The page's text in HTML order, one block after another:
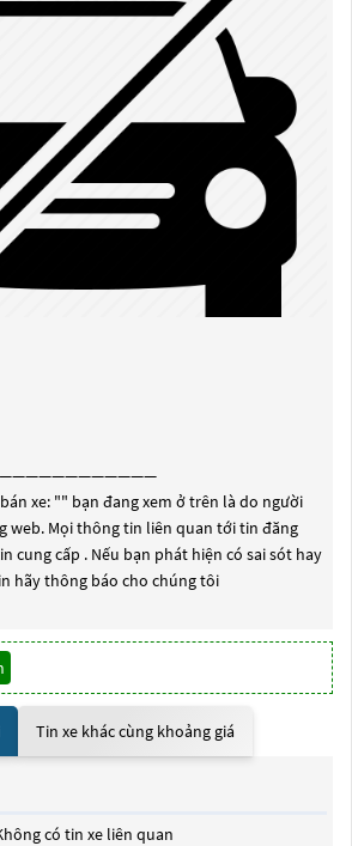
xe: "" bạn đang xem ở trên là do người
web. Mọi thông tin liên quan tới tin đăng
cung cấp . Nếu bạn phát hiện có sai sót hay
hãy thông báo cho chúng tôi
Tin xe khác cùng khoảng giá
có tin xe liên quan